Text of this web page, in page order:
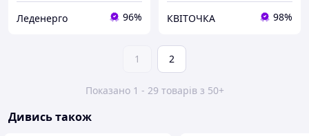
Леденерго 96% КВІТОЧКА 98%
1 2
Показано 1 - 29 товарів з 50+
Дивись також